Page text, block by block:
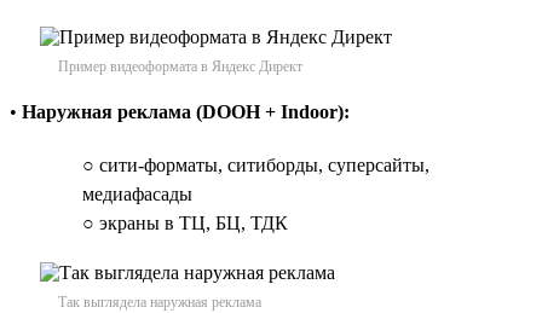
Пример видеоформата в Яндекс Директ
• Наружная реклама (DOOH + Indoor):
○ сити-форматы, ситиборды, суперсайты,
медиафасады
○ экраны в ТЦ, БЦ, ТДК
Так выглядела наружная реклама